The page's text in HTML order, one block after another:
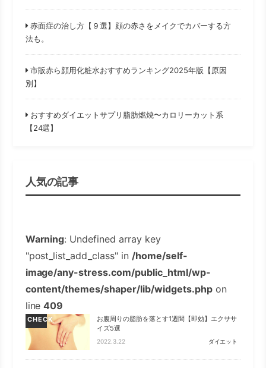
赤面症の治し方【９選】顔の赤さをメイクでカバーする方
法も。
市販赤ら顔用化粧水おすすめランキング2025年版【原因
別】
おすすめダイエットサプリ脂肪燃焼〜カロリーカット系
【24選】
人気の記事
Warning: Undefined array key
"post_list_add_class" in /home/self-
image/any-stress.com/public_html/wp-
content/themes/shaper/lib/widgets.phpon
line409
CHECK
お腹周りの脂肪を落とす1週間【即効】エクササ
イズ5選
2022.3.22 ダイエット